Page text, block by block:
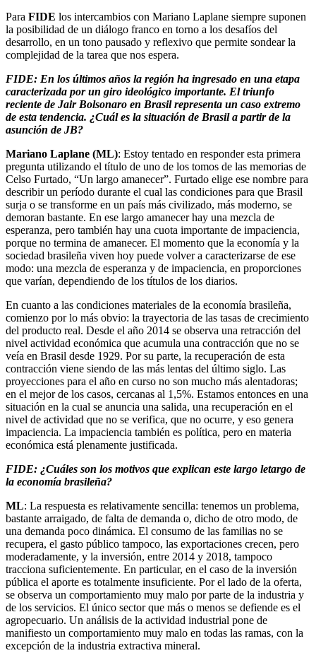
Para FIDE los intercambios con Mariano Laplane siempre suponen
la posibilidad de un diálogo franco en torno a los desafíos del
desarrollo, en un tono pausado y reflexivo que permite sondear la
complejidad de la tarea que nos espera.
FIDE: En los últimos años la región ha ingresado en una etapa
caracterizada por un giro ideológico importante. El triunfo
reciente de Jair Bolsonaro en Brasil representa un caso extremo
de esta tendencia. ¿Cuál es la situación de Brasil a partir de la
asunción de JB?
Mariano Laplane (ML): Estoy tentado en responder esta primera
pregunta utilizando el título de uno de los tomos de las memorias de
Celso Furtado, “Un largo amanecer”. Furtado elige ese nombre para
describir un período durante el cual las condiciones para que Brasil
surja o se transforme en un país más civilizado, más moderno, se
demoran bastante. En ese largo amanecer hay una mezcla de
esperanza, pero también hay una cuota importante de impaciencia,
porque no termina de amanecer. El momento que la economía y la
sociedad brasileña viven hoy puede volver a caracterizarse de ese
modo: una mezcla de esperanza y de impaciencia, en proporciones
que varían, dependiendo de los títulos de los diarios.
En cuanto a las condiciones materiales de la economía brasileña,
comienzo por lo más obvio: la trayectoria de las tasas de crecimiento
del producto real. Desde el año 2014 se observa una retracción del
nivel actividad económica que acumula una contracción que no se
veía en Brasil desde 1929. Por su parte, la recuperación de esta
contracción viene siendo de las más lentas del último siglo. Las
proyecciones para el año en curso no son mucho más alentadoras;
en el mejor de los casos, cercanas al 1,5%. Estamos entonces en una
situación en la cual se anuncia una salida, una recuperación en el
nivel de actividad que no se verifica, que no ocurre, y eso genera
impaciencia. La impaciencia también es política, pero en materia
económica está plenamente justificada.
FIDE: ¿Cuáles son los motivos que explican este largo letargo de
la economía brasileña?
ML: La respuesta es relativamente sencilla: tenemos un problema,
bastante arraigado, de falta de demanda o, dicho de otro modo, de
una demanda poco dinámica. El consumo de las familias no se
recupera, el gasto público tampoco, las exportaciones crecen, pero
moderadamente, y la inversión, entre 2014 y 2018, tampoco
tracciona suficientemente. En particular, en el caso de la inversión
pública el aporte es totalmente insuficiente. Por el lado de la oferta,
se observa un comportamiento muy malo por parte de la industria y
de los servicios. El único sector que más o menos se defiende es el
agropecuario. Un análisis de la actividad industrial pone de
manifiesto un comportamiento muy malo en todas las ramas, con la
excepción de la industria extractiva mineral.